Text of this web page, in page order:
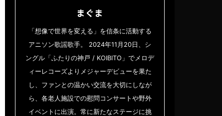
まぐま
「想像で世界を変える」を信条に活動する
アニソン歌謡歌手。 2024年11月20日、シ
ングル「ふたりの神戸 / KOIBITO」でメロデ
ィーレコーズよりメジャーデビューを果た
し、ファンとの温かい交流を大切にしなが
ら、各老人施設での慰問コンサートや野外
イベントに出演。常に新たなステージに挑